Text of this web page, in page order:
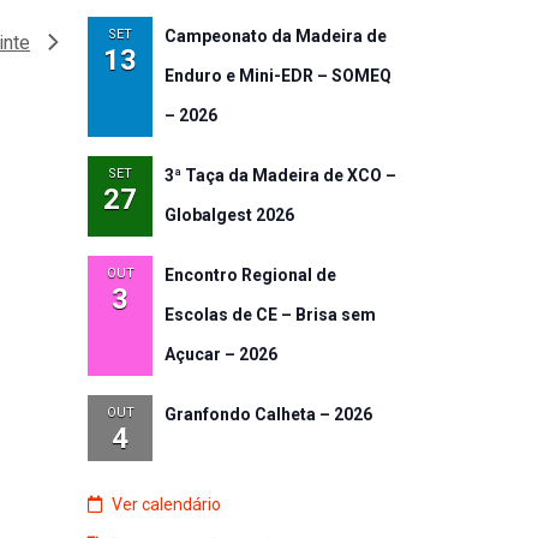
SET
13
Campeonato da Madeira de
Enduro e Mini-EDR – SOMEQ
– 2026
SET
27
3ª Taça da Madeira de XCO –
Globalgest 2026
OUT
3
Encontro Regional de
Escolas de CE – Brisa sem
Açucar – 2026
OUT
4
Granfondo Calheta – 2026
Ver calendário